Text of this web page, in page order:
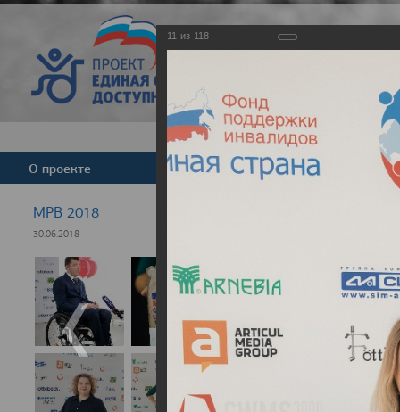
Версия для
О проекте Команда Новости
МРВ 2018
30.06.2018
11 из 118